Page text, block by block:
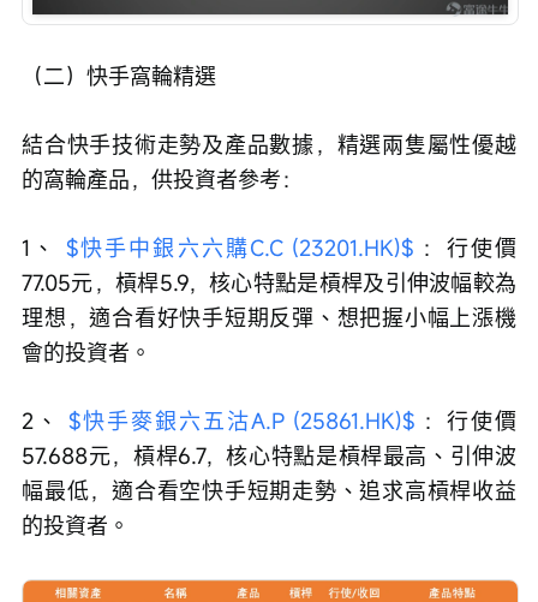
（二）快手窩輪精選
結合快手技術走勢及產品數據，精選兩隻屬性優越
的窩輪產品，供投資者參考：
1、 $快手中銀六六購C.C (23201.HK)$ ：行使價
77.05元，槓桿5.9，核心特點是槓桿及引伸波幅較為
理想，適合看好快手短期反彈、想把握小幅上漲機
會的投資者。
2、 $快手麥銀六五沽A.P (25861.HK)$ ：行使價
57.688元，槓桿6.7，核心特點是槓桿最高、引伸波
幅最低，適合看空快手短期走勢、追求高槓桿收益
的投資者。